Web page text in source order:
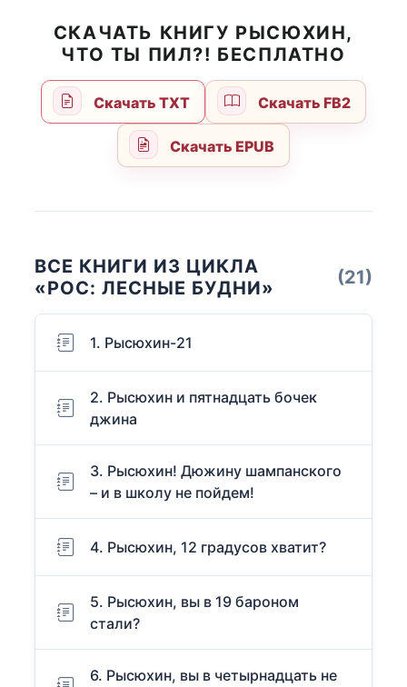
СКАЧАТЬ КНИГУ РЫСЮХИН,
ЧТО ТЫ ПИЛ?! БЕСПЛАТНО
Скачать TXT Скачать FB2
Скачать EPUB
ВСЕ КНИГИ ИЗ ЦИКЛА
«РОС: ЛЕСНЫЕ БУДНИ»
(21)
1. Рысюхин-21
2. Рысюхин и пятнадцать бочек
джина
3. Рысюхин! Дюжину шампанского
– и в школу не пойдем!
4. Рысюхин, 12 градусов хватит?
5. Рысюхин, вы в 19 бароном
стали?
6. Рысюхин, вы в четырнадцать не